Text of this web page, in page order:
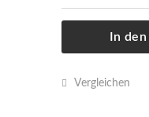
In den
Vergleichen